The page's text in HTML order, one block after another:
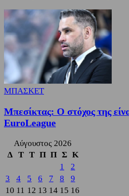
ΜΠΑΣΚΕΤ
Μπεσίκτας: Ο στόχος της
EuroLeague
Αύγουστος 2026
Δ
Τ Τ Π Π Σ Κ
1
2
3
4 5 6 7 8
9
10 11 12 13 14 15 16